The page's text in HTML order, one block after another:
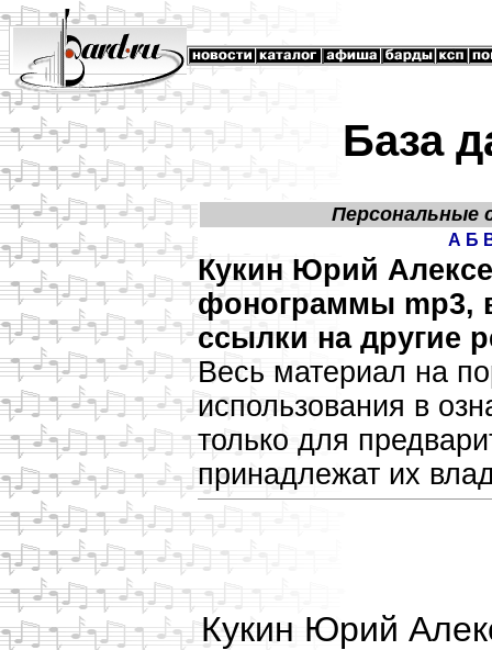
База
Персональные
А Б
Кукин Юрий
фонограммы mp3,
ссылки на другие
Весь материал на
использования в
только для
принадлежат их
Кукин Юрий